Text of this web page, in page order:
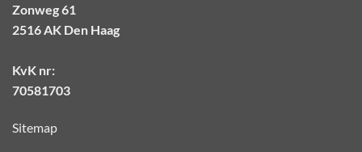
Zonweg 61
2516 AK Den Haag
KvK nr:
70581703
Sitemap